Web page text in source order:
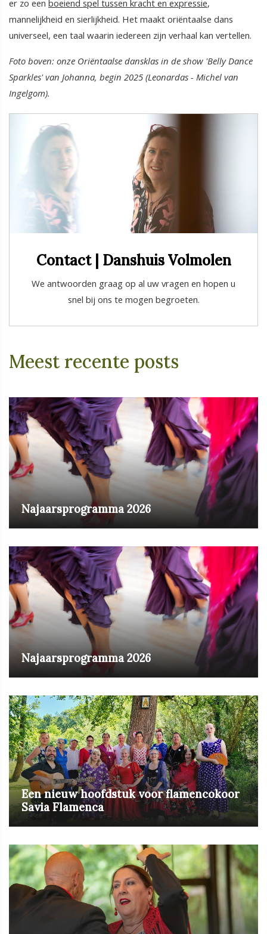
er zo een boeiend spel tussen kracht en expressie,
mannelijkheid en sierlijkheid. Het maakt oriëntaalse dans
universeel, een taal waarin iedereen zijn verhaal kan vertellen.
Foto boven: onze Oriëntaalse dansklas in de show 'Belly Dance
Sparkles' van Johanna, begin 2025 (Leonardas - Michel van
Ingelgom).
Contact | Danshuis Volmolen
We antwoorden graag op al uw vragen en hopen u
snel bij ons te mogen begroeten.
Meest recente posts
Najaarsprogramma 2026
Najaarsprogramma 2026
Een nieuw hoofdstuk voor flamencokoor
Savia Flamenca